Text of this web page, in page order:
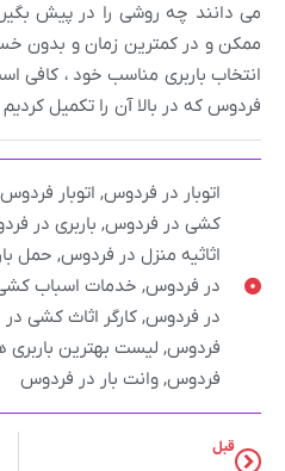
می دانند چه روشی را در پیش
ممکن و در کمترین زمان و بدون
انتخاب باربری مناسب خود ، کافی
فردوس که در بالا آن را تکمیل
اتوبار در فردوس, اتوبار فردوس
کشی در فردوس, باربری در
اثاثیه منزل در فردوس, حمل
در فردوس, خدمات اسباب
در فردوس, کارگر اثاث کشی
فردوس, لیست بهترین
فردوس, وانت بار در فردوس
قبل